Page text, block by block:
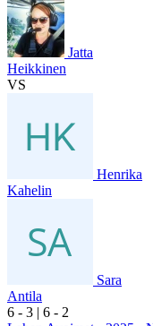
Jatta
Heikkinen
VS
Henrika
Kahelin
Sara
Antila
6 - 3 | 6 - 2